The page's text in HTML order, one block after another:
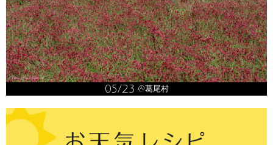
05/23 @葛尾村